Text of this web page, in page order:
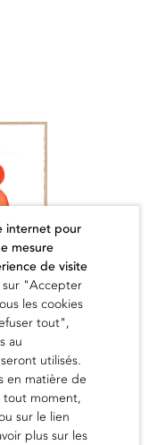
internet pour
mesure
de visite
sur "Accepter
les cookies
tout",
au
utilisés.
en matière de
tout moment,
sur le lien
plus sur les